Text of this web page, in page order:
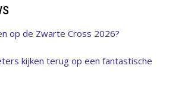
op de Zwarte Cross 2026?
kijken terug op een fantastische